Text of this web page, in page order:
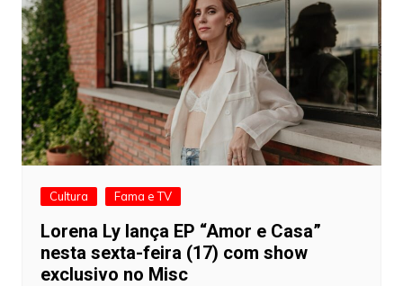
Cultura Fama e TV
Lorena Ly lança EP “Amor e Casa”
nesta sexta-feira (17) com show
exclusivo no Misc